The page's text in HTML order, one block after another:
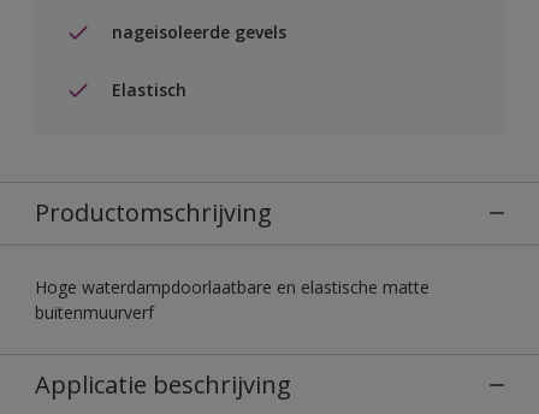
nageisoleerde gevels
Elastisch
Productomschrijving
Hoge waterdampdoorlaatbare en elastische matte
buitenmuurverf
Applicatie beschrijving